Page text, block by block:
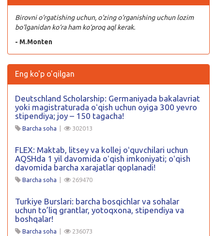
Birovni o‘rgatishing uchun, o‘zing o‘rganishing uchun lozim
bo‘lganidan ko‘ra ham ko‘proq aql kerak.
- M.Monten
Eng ko'p o'qilgan
Deutschland Scholarship: Germaniyada bakalavriat
yoki magistraturada oʻqish uchun oyiga 300 yevro
stipendiya; joy – 150 tagacha!
Barcha soha 302013
FLEX: Maktab, litsey va kollej oʻquvchilari uchun
AQSHda 1 yil davomida oʻqish imkoniyati; oʻqish
davomida barcha xarajatlar qoplanadi!
Barcha soha 269470
Turkiye Burslari: barcha bosqichlar va sohalar
uchun to’liq grantlar, yotoqxona, stipendiya va
boshqalar!
Barcha soha 236073